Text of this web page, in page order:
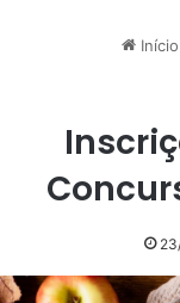
Início